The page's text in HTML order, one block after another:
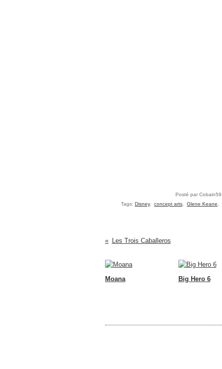
Posté par
Tags: Disney, concept arts Glene Keane
Les Trois Caballeros
Moana
Big Hero 6